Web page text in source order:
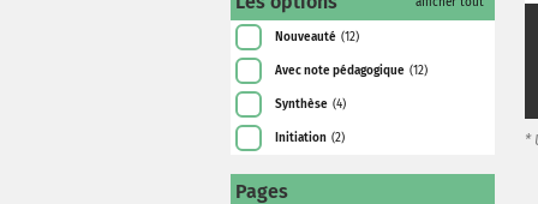
*
Nouveauté (12)
Avec note pédagogique (12)
Synthèse (4)
Initiation (2)
Pages